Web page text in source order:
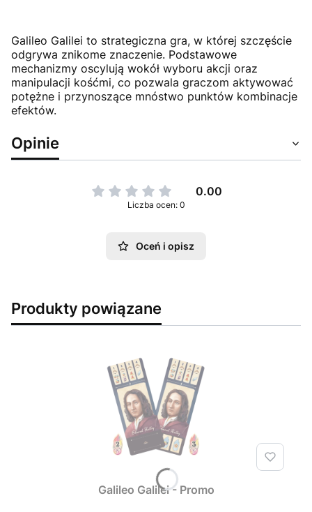
Galileo Galilei to strategiczna gra, w której szczęście
odgrywa znikome znaczenie. Podstawowe
mechanizmy oscylują wokół wyboru akcji oraz
manipulacji kośćmi, co pozwala graczom aktywować
potężne i przynoszące mnóstwo punktów kombinacje
efektów.
Opinie
0.00
Liczba ocen: 0
Oceń i opisz
Produkty powiązane
Galileo Galilei - Promo